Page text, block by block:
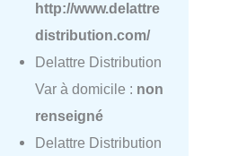
http://www.delattre
distribution.com/
Delattre Distribution
Var à domicile : non
renseigné
Delattre Distribution